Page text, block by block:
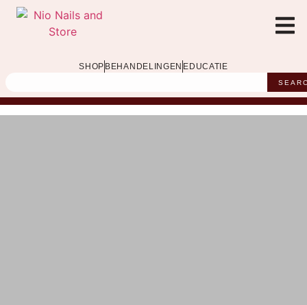
SHOP BEHANDELINGEN EDUCATIE